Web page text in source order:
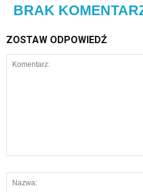
BRAK
ZOSTAW ODPOWIEDŹ